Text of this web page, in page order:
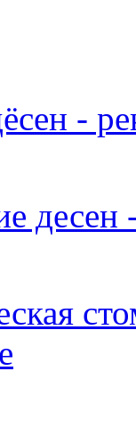
-
десен